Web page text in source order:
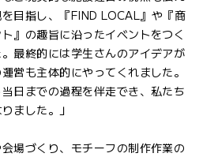
目指し、『FIND LOCAL』や『商
』の趣旨に沿ったイベントをつく
最終的には学生さんのアイデアが
営も主体的にやってくれました。
日までの過程を伴走でき、私たち
ました。」
場づくり、モチーフの制作作業の